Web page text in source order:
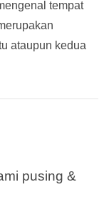
tempat
ataupun kedua
pusing &